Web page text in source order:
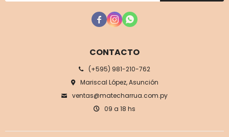
CONTACTO
(+595) 981-210-762
Mariscal López, Asunción
ventas@matecharrua.com.py
09 a 18 hs
  